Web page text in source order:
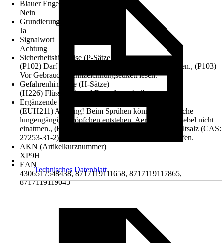
Blauer Engel
Nein
Grundierung empfohlen
Ja
Signalwort
Achtung
Sicherheitshinweise (P-Sätze)
(P102) Darf nicht in die Hände von Kindern gelangen., (P103)
Vor Gebrauch Kennzeichnungsetikett lesen.
Gefahrenhinweise (H-Sätze)
(H226) Flüssigkeit und Dampf entzündbar.
Ergänzende Gefahrenmerkmale (EUH-Sätze)
(EUH211) Achtung! Beim Sprühen können gefährliche
lungengängige Tröpfchen entstehen. Aerosol oder Nebel nicht
einatmen., (EUH208) Enthält Neodecansäure, Cobaltsalz (CAS:
27253-31-2). Kann allergische Reaktionen hervorrufen.
AKN (Artikelkurznummer)
XP9H
EAN
4306517548438, 8717119111658, 8717119117865,
8717119119043
Technisches Datenblatt